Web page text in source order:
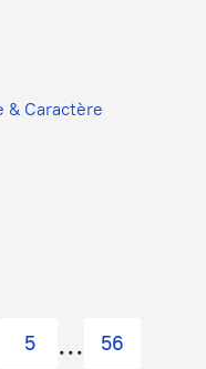
& Caractère
5 56